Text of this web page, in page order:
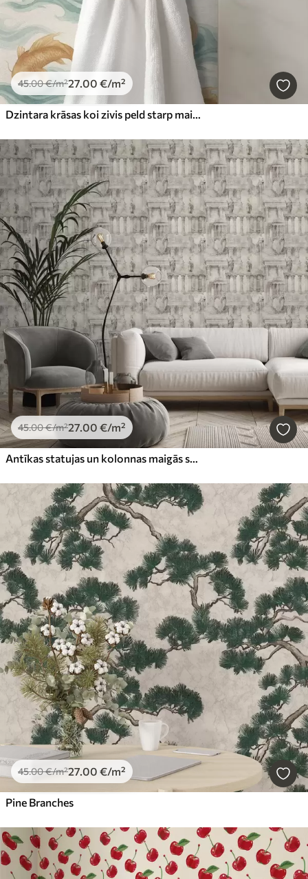
45.00€/m²27.00 €/m²
Dzintara krāsas koi zivis peld starp maigām tirkīza krāsas viļņiem
45.00€/m²27.00 €/m²
Antīkas statujas un kolonnas maigās smilškrāsas un pelēkās toņos
45.00€/m²27.00 €/m²
Pine Branches